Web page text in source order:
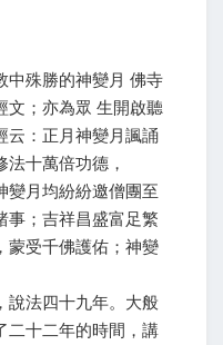
中殊勝的神變月 佛寺
文；亦為眾 生開啟聽
云：正月神變月諷誦
十萬倍功德，
變月均紛紛邀僧團至
事；吉祥昌盛富足繁
蒙受千佛護佑；神變
說法四十九年。大般
二十二年的時間，講